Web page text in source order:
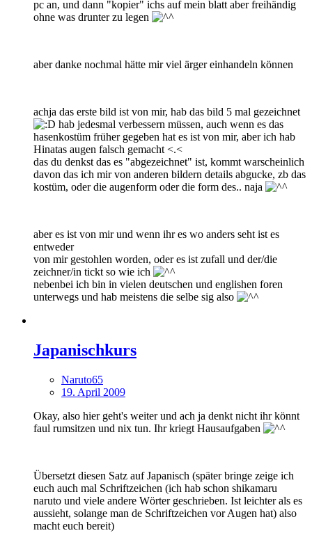
pc an, und dann "kopier" ichs auf mein blatt aber freihändig
ohne was drunter zu legen
aber danke nochmal hätte mir viel ärger einhandeln können
achja das erste bild ist von mir, hab das bild 5 mal gezeichnet
hab jedesmal verbessern müssen, auch wenn es das
hasenkostüm früher gegeben hat es ist von mir, aber ich hab
Hinatas augen falsch gemacht <.<
das du denkst das es "abgezeichnet" ist, kommt warscheinlich
davon das ich mir von anderen bildern details abgucke, zb das
kostüm, oder die augenform oder die form des.. naja
aber es ist von mir und wenn ihr es wo anders seht ist es
entweder
von mir gestohlen worden, oder es ist zufall und der/die
zeichner/in tickt so wie ich
nebenbei ich bin in vielen deutschen und englishen foren
unterwegs und hab meistens die selbe sig also
Japanischkurs
Naruto65
19. April 2009
Okay, also hier geht's weiter und ach ja denkt nicht ihr könnt
faul rumsitzen und nix tun. Ihr kriegt Hausaufgaben
Übersetzt diesen Satz auf Japanisch (später bringe zeige ich
euch auch mal Schriftzeichen (ich hab schon shikamaru
naruto und viele andere Wörter geschrieben. Ist leichter als es
aussieht, solange man de Schriftzeichen vor Augen hat) also
macht euch bereit)